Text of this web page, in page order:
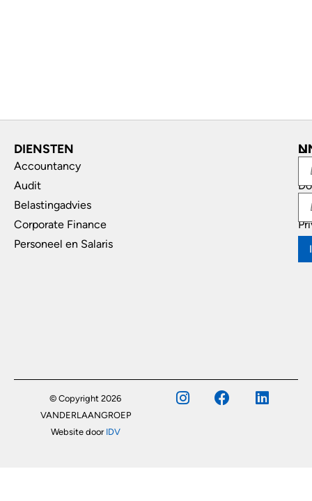
DIENSTEN
Accountancy
Audit
Belastingadvies
Corporate Finance
Personeel en Salaris
© Copyright 2026
VANDERLAANGROEP
Website door IDV